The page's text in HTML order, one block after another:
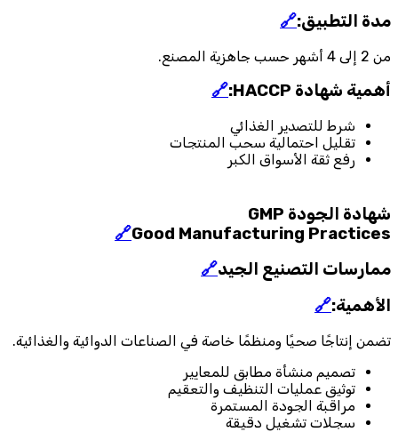
مدة التطبيق:🔗
من 2 إلى 4 أشهر حسب جاهزية المصنع.
أهمية شهادة HACCP: 🔗
شرط للتصدير الغذائي
تقليل احتمالية سحب المنتجات
رفع ثقة الأسواق الكبر
شهادة الجودة GMP
Good Manufacturing Practices
🔗
ممارسات التصنيع الجيد🔗
الأهمية:🔗
تضمن إنتاجًا صحيًا ومنظمًا خاصة في الصناعات الدوائية والغذائية.
تصميم منشأة مطابق للمعايير
توثيق عمليات التنظيف والتعقيم
مراقبة الجودة المستمرة
سجلات تشغيل دقيقة